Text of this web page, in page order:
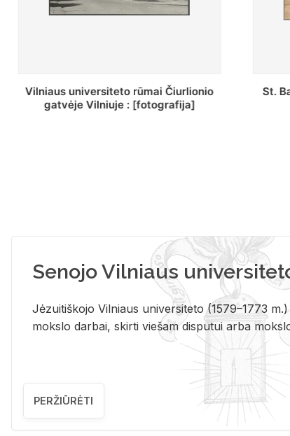
St. Batoro universiteto J. Pilsudskio
kolegija : [fotografija]
Senojo Vilniaus
Jėzuitiškojo Vilniaus universiteto (1579–1773
mokslo darbai, skirti viešam disputui arba
PERŽIŪRĖTI